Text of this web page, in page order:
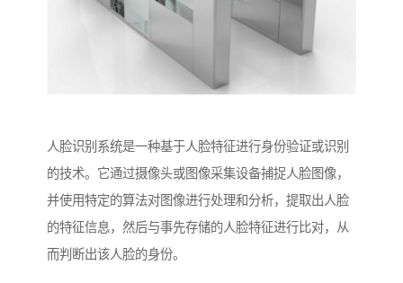
人脸识别系统是一种基于人脸特征进行身份验证或识别
的技术。它通过摄像头或图像采集设备捕捉人脸图像，
并使用特定的算法对图像进行处理和分析，提取出人脸
的特征信息，然后与事先存储的人脸特征进行比对，从
而判断出该人脸的身份。